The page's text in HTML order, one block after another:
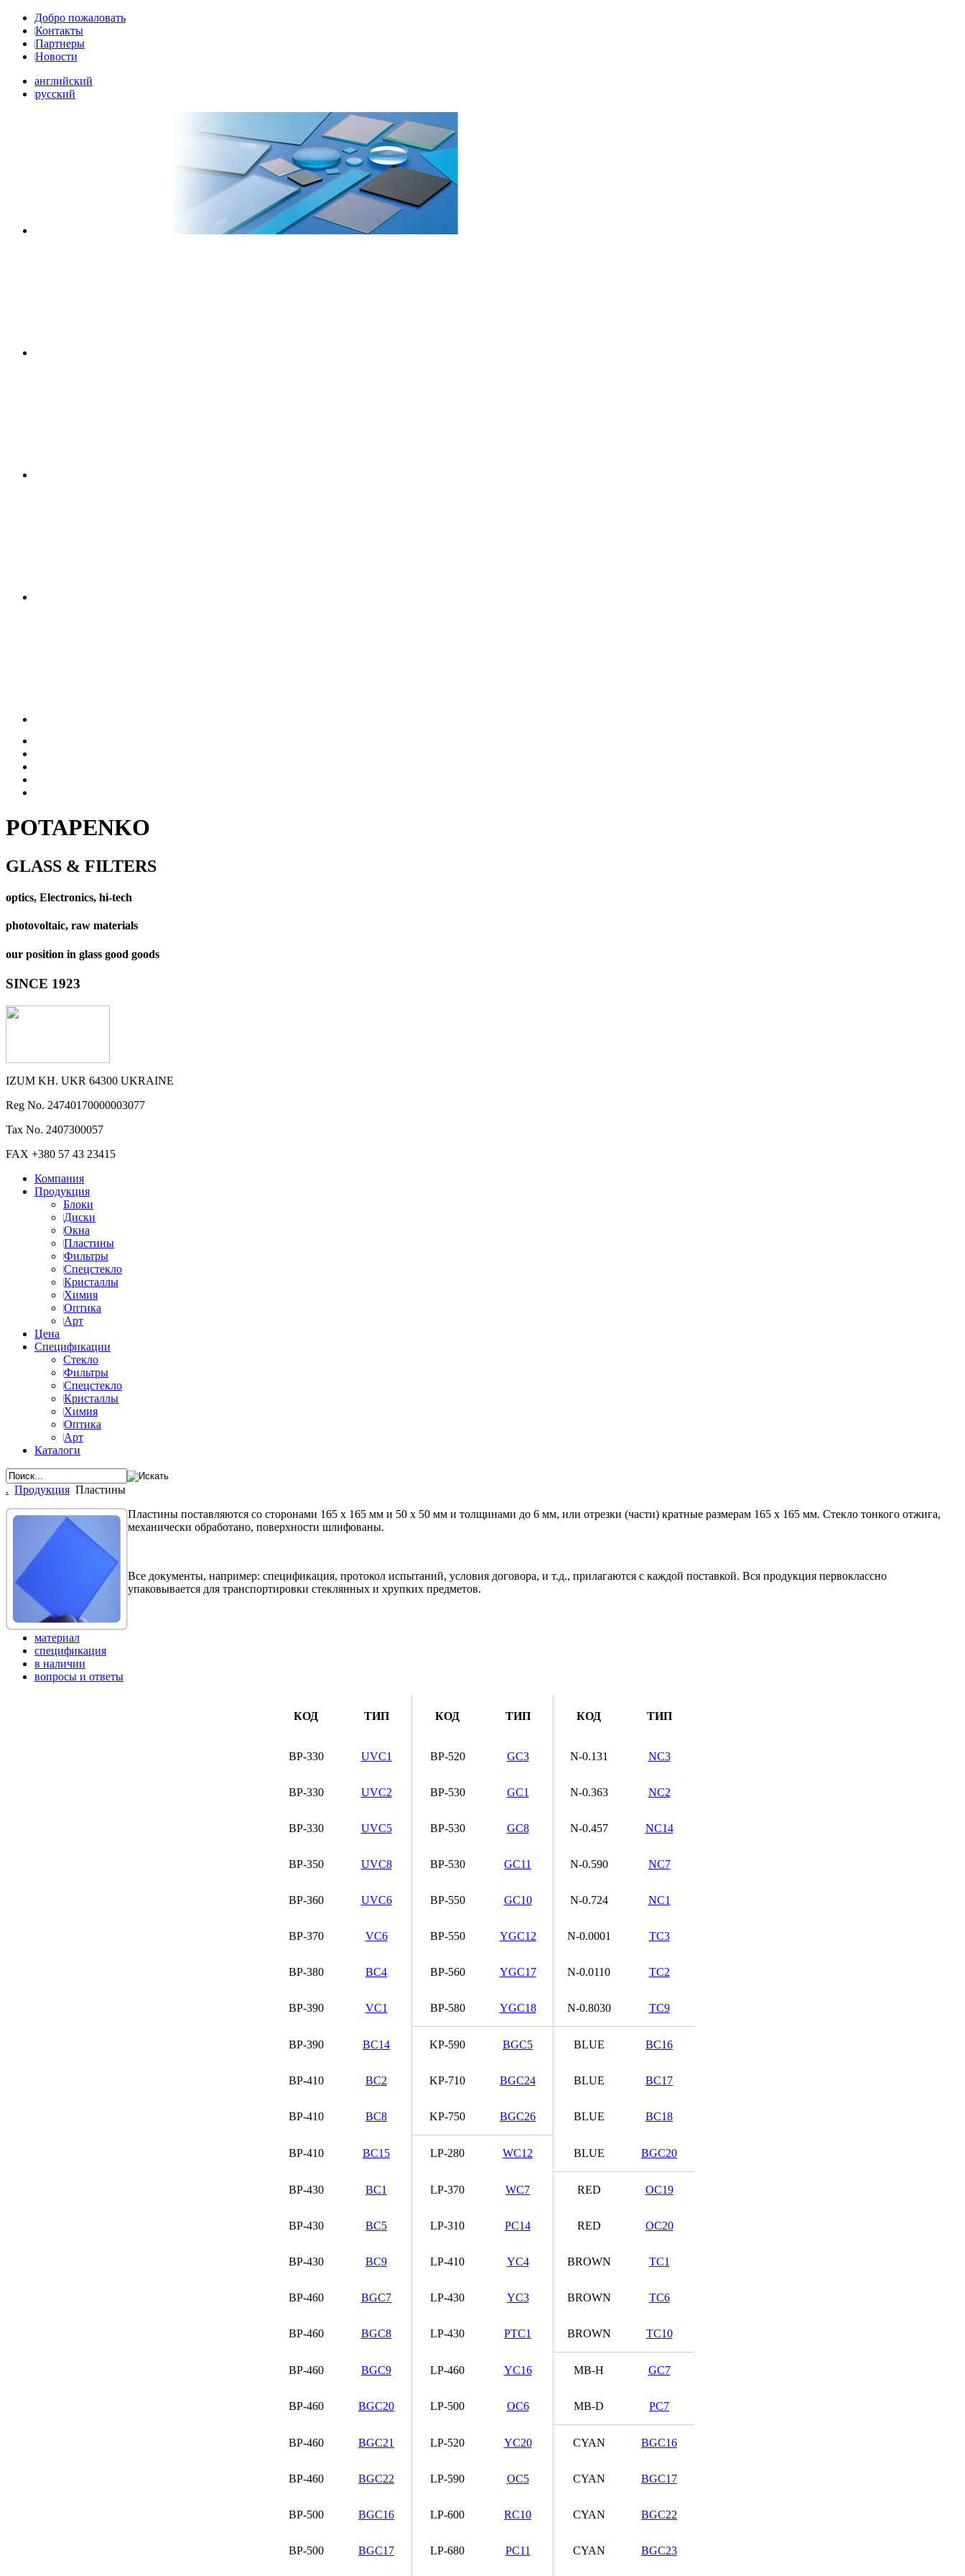
Добро пожаловать
Контакты
Партнеры
Новости
английский
русский
POTAPENKO
GLASS & FILTERS
optics, Electronics, hi-tech
photovoltaic, raw materials
our position in glass good goods
SINCE 1923
IZUM KH. UKR 64300 UKRAINE
Reg No. 24740170000003077
Tax No. 2407300057
FAX +380 57 43 23415
Компания
Продукция
Блоки
Диски
Окна
Пластины
Фильтры
Спецстекло
Кристаллы
Химия
Оптика
Арт
Цена
Спецификации
Стекло
Фильтры
Спецстекло
Кристаллы
Химия
Оптика
Арт
Каталоги
. Продукция Пластины
Пластины поставляются со сторонами 165 х 165 мм и 50 х 50 мм и толщинами до 6 мм, или отрезки (части) кратные размерам 165 х 165 мм. Стекло тонкого отжига,
механически обработано, поверхности шлифованы.
Все документы, например: спецификация, протокол испытаний, условия договора, и т.д., прилагаются с каждой поставкой. Вся продукция первоклассно
упаковывается для транспортировки стеклянных и хрупких предметов.
материал
спецификация
в наличии
вопросы и ответы
КОД ТИП КОД ТИП КОД ТИП
BP-330 UVC1 BP-520 GC3 N-0.131 NC3
BP-330 UVC2 BP-530 GC1 N-0.363 NC2
BP-330 UVC5 BP-530 GC8 N-0.457 NC14
BP-350 UVC8 BP-530 GC11 N-0.590 NC7
BP-360 UVC6 BP-550 GC10 N-0.724 NC1
BP-370 VC6 BP-550 YGC12 N-0.0001 TC3
BP-380 BC4 BP-560 YGC17 N-0.0110 TC2
BP-390 VC1 BP-580 YGC18 N-0.8030 TC9
BP-390 BC14 KP-590 BGC5 BLUE BC16
BP-410 BC2 KP-710 BGC24 BLUE BC17
BP-410 BC8 KP-750 BGC26 BLUE BC18
BP-410 BC15 LP-280 WC12 BLUE BGC20
BP-430 BC1 LP-370 WC7 RED ОС19
BP-430 BC5 LP-310 PC14 RED OC20
BP-430 BC9 LP-410 YC4 BROWN TC1
BP-460 BGC7 LP-430 YC3 BROWN TC6
BP-460 BGC8 LP-430 PТС1 BROWN TC10
BP-460 BGC9 LP-460 YC16 MB-H GC7
BP-460 BGC20 LP-500 OC6 MB-D PC7
BP-460 BGC21 LP-520 YC20 CYAN BGC16
BP-460 BGC22 LP-590 OC5 CYAN BGC17
BP-500 BGC16 LP-600 RC10 CYAN BGC22
BP-500 BGC17 LP-680 PC11 CYAN BGC23